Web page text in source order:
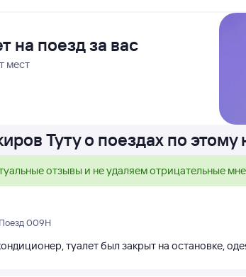
на поезд за вас
мест
Туту о поездах по
отзывы и не удаляем отрицательные
009Н
туалет был закрыт на остановке,